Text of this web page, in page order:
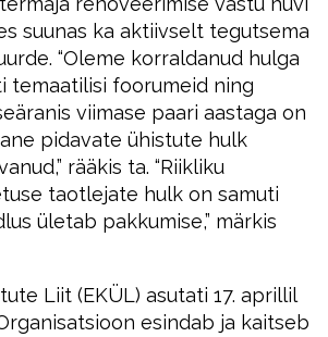
suunas ka aktiivselt tegutsema
“Oleme korraldanud hulga
temaatilisi foorumeid ning
viimase paari aastaga on
pidavate ühistute hulk
rääkis ta. “Riikliku
taotlejate hulk on samuti
ületab pakkumise,” märkis
Liit (EKÜL) asutati 17. aprillil
esindab ja kaitseb